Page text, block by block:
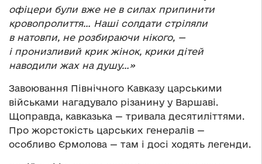
офіцери були вже не в силах припинити
кровопролиття… Наші солдати стріляли
в натовпи, не розбираючи нікого, —
і пронизливий крик жінок, крики дітей
наводили жах на душу…»
Завоювання Північного Кавказу царськими
військами нагадувало різанину у Варшаві.
Щоправда, кавказька — тривала десятиліттями.
Про жорстокість царських генералів —
особливо Єрмолова — там і досі ходять легенди.